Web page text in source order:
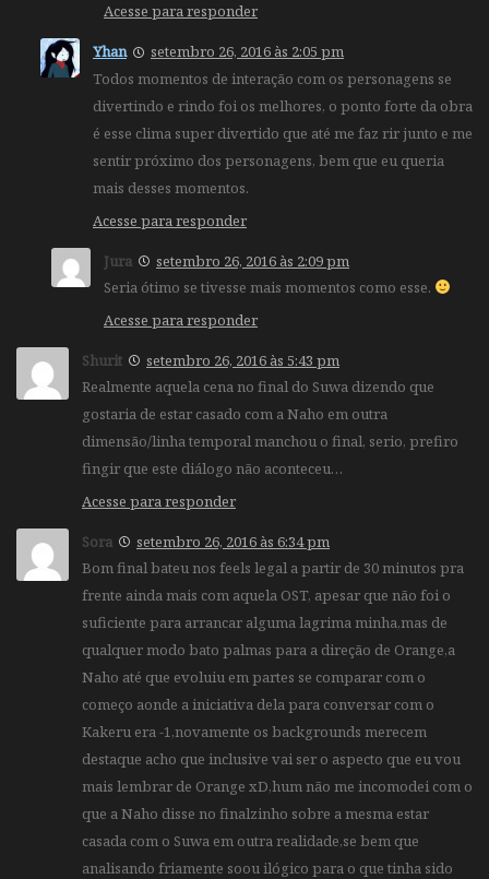
Acesse para responder
Yhan
setembro 26, 2016 às 2:05 pm
Todos momentos de interação com os personagens se
divertindo e rindo foi os melhores, o ponto forte da obra
é esse clima super divertido que até me faz rir junto e me
sentir próximo dos personagens, bem que eu queria
mais desses momentos.
Acesse para responder
Jura
setembro 26, 2016 às 2:09 pm
Seria ótimo se tivesse mais momentos como esse.
Acesse para responder
Shurit
setembro 26, 2016 às 5:43 pm
Realmente aquela cena no final do Suwa dizendo que
gostaria de estar casado com a Naho em outra
dimensão/linha temporal manchou o final, serio, prefiro
fingir que este diálogo não aconteceu…
Acesse para responder
Sora
setembro 26, 2016 às 6:34 pm
Bom final bateu nos feels legal a partir de 30 minutos pra
frente ainda mais com aquela OST, apesar que não foi o
suficiente para arrancar alguma lagrima minha,mas de
qualquer modo bato palmas para a direção de Orange,a
Naho até que evoluiu em partes se comparar com o
começo aonde a iniciativa dela para conversar com o
Kakeru era -1,novamente os backgrounds merecem
destaque acho que inclusive vai ser o aspecto que eu vou
mais lembrar de Orange xD,hum não me incomodei com o
que a Naho disse no finalzinho sobre a mesma estar
casada com o Suwa em outra realidade,se bem que
analisando friamente soou ilógico para o que tinha sido